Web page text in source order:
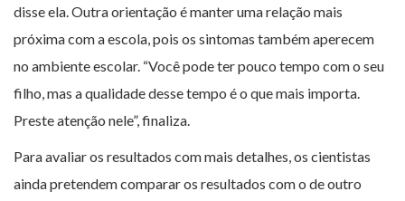
disse ela. Outra orientação é manter uma relação mais
próxima com a escola, pois os sintomas também aperecem
no ambiente escolar. “Você pode ter pouco tempo com o seu
filho, mas a qualidade desse tempo é o que mais importa.
Preste atenção nele”, finaliza.
Para avaliar os resultados com mais detalhes, os cientistas
ainda pretendem comparar os resultados com o de outro